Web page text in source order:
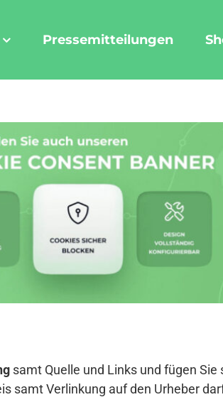
Pressemitteilungen
samt Quelle und Links und fügen
samt Verlinkung auf den Urheber